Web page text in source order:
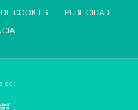
COOKIES PUBLICIDAD
de: